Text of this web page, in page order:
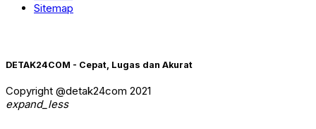
Sitemap
DETAK24COM - Cepat, Lugas dan Akurat
Copyright @detak24com 2021
expand_less